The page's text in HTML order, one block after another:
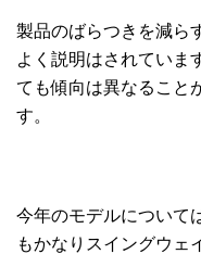
製品のばらつきを減ら
よく説明はされていま
ても傾向は異なること
す。
今年のモデルについて
もかなりスイングウェ